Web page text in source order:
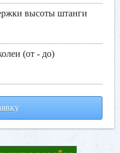
высоты штанги
(от - до)